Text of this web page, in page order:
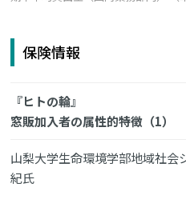
保険情報
『ヒトの輪』
窓販加入者の属性的特徴（1）
山梨大学生命環境学部地域社
紀氏